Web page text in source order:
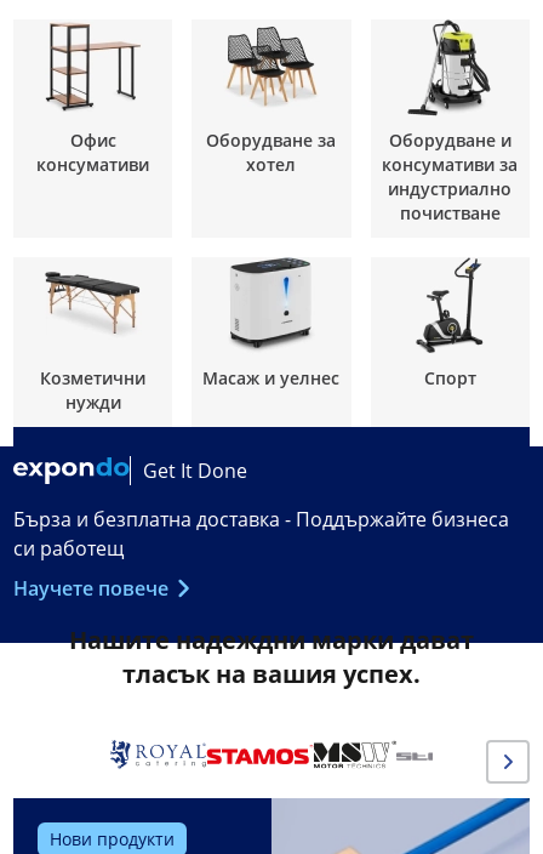
Офис
консумативи
Оборудване за
хотел
Оборудване и
консумативи за
индустриално
почистване
Козметични
нужди
Масаж и уелнес Спорт
Get It Done
Бърза и безплатна доставка - Поддържайте бизнеса
си работещ
Научете повече
Нашите надеждни марки дават
тласък на вашия успех.
Нови продукти